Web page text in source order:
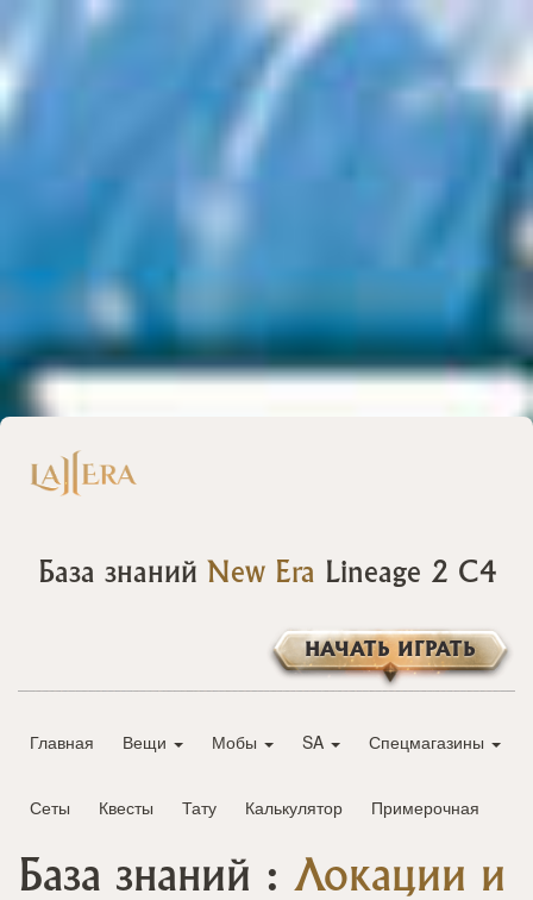
База знаний New Era Lineage 2 C4
НАЧАТЬ ИГРАТЬ
Главная Вещи Мобы SA Спецмагазины
Сеты Квесты Тату Калькулятор Примерочная
База знаний : Локации и